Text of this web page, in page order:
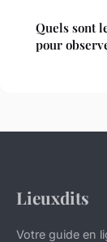
Quels sont
pour
Lieuxdits
Votre guide en